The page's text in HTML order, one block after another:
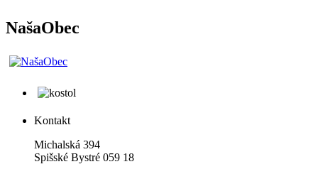
NašaObec
Kontakt
Michalská 394
Spišské Bystré 059 18